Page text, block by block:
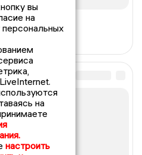
вы
на
на
настроить